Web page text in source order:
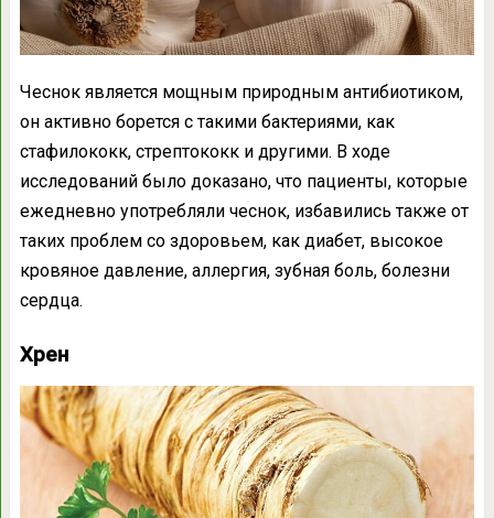
Чеснок является мощным природным антибиотиком,
он активно борется с такими бактериями, как
стафилококк, стрептококк и другими. В ходе
исследований было доказано, что пациенты, которые
ежедневно употребляли чеснок, избавились также от
таких проблем со здоровьем, как диабет, высокое
кровяное давление, аллергия, зубная боль, болезни
сердца.
Хрен